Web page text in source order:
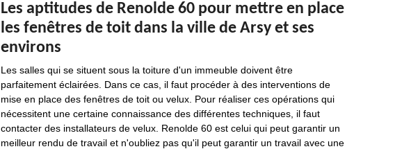
Les aptitudes de Renolde 60 pour mettre en place
les fenêtres de toit dans la ville de Arsy et ses
environs
Les salles qui se situent sous la toiture d'un immeuble doivent être
parfaitement éclairées. Dans ce cas, il faut procéder à des interventions de
mise en place des fenêtres de toit ou velux. Pour réaliser ces opérations qui
nécessitent une certaine connaissance des différentes techniques, il faut
contacter des installateurs de velux. Renolde 60 est celui qui peut garantir un
meilleur rendu de travail et n'oubliez pas qu'il peut garantir un travail avec une